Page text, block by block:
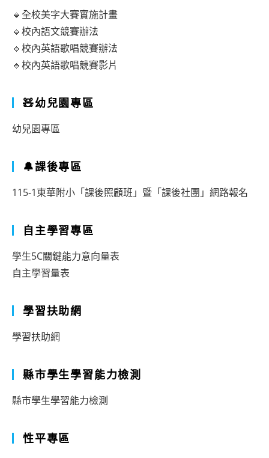
🔹全校美字大賽實施計畫
🔹校內語文競賽辦法
🔹校內英語歌唱競賽辦法
🔹校內英語歌唱競賽影片
🧸幼兒園專區
幼兒園專區
🔔課後專區
115-1東華附小「課後照顧班」暨「課後社團」網路報名
自主學習專區
學生5C關鍵能力意向量表
自主學習量表
學習扶助網
學習扶助網
縣市學生學習能力檢測
縣市學生學習能力檢測
性平專區